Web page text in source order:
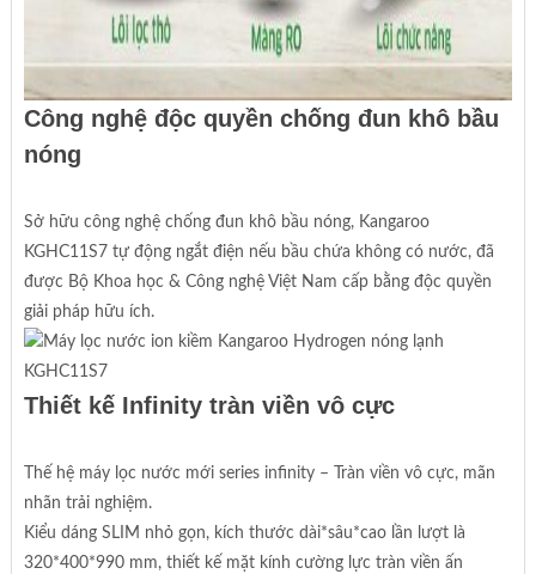
Công nghệ độc quyền chống đun khô bầu
nóng
Sở hữu công nghệ chống đun khô bầu nóng, Kangaroo
KGHC11S7 tự động ngắt điện nếu bầu chứa không có nước, đã
được Bộ Khoa học & Công nghệ Việt Nam cấp bằng độc quyền
giải pháp hữu ích.
Thiết kế Infinity tràn viền vô cực
Thế hệ máy lọc nước mới series infinity – Tràn viền vô cực, mãn
nhãn trải nghiệm.
Kiểu dáng SLIM nhỏ gọn, kích thước dài*sâu*cao lần lượt là
320*400*990 mm, thiết kế mặt kính cường lực tràn viền ấn